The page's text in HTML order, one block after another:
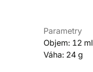
Parametry
Objem: 12 ml
Váha: 24 g